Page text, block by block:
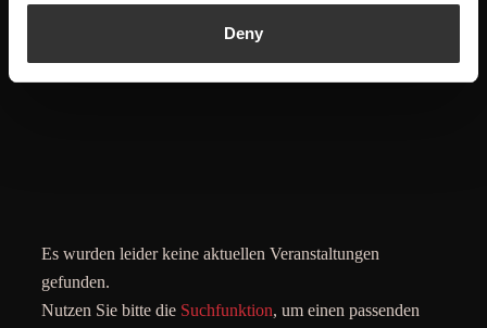
Deny
Es wurden leider keine aktuellen Veranstaltungen
gefunden.
Nutzen Sie bitte die Suchfunktion, um einen passenden